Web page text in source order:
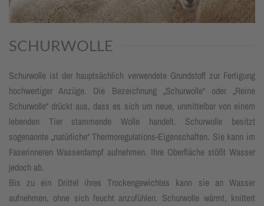
SCHURWOLLE
Schurwolle ist der hauptsächlich verwendete Grundstoff zur Fertigung
hochwertiger Anzüge. Die Bezeichnung „Schurwolle“ oder „Reine
Schurwolle“ drückt aus, dass es sich um neue, unmittelbar von einem
lebenden Tier stammende Wolle handelt. Schurwolle besitzt
sogenannte „natürliche“ Thermoregulations-Eigenschaften. Sie kann im
Faserinneren Wasserdampf aufnehmen. Ihre Oberfläche stößt Wasser
jedoch ab.
Bis zu ein Drittel ihres Trockengewichtes kann sie an Wasser
aufnehmen, ohne sich feucht anzufühlen. Schurwolle wärmt, knittert